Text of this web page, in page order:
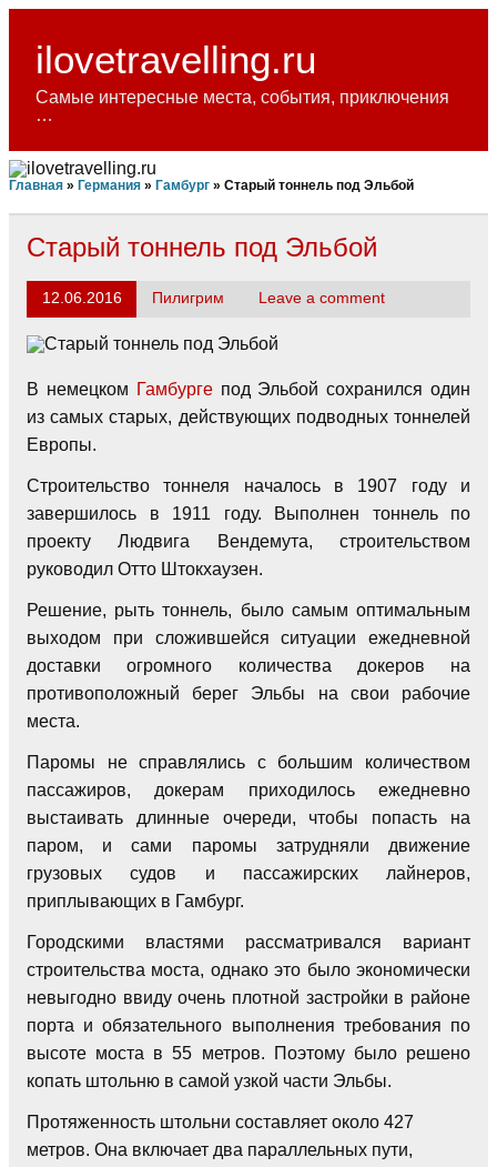
Skip
contentilovetravelling.ru
Самые интересные места, события, приключения
…
Главная » Германия » Гамбург » Старый тоннель под Эльбой
Старый тоннель под Эльбой
12.06.2016 Пилигрим Leave a comment
В немецком Гамбургепод Эльбой сохранился один
из самых старых, действующих подводных тоннелей
Европы.
Строительство тоннеля началось в 1907 году и
завершилось в 1911 году. Выполнен тоннель по
проекту Людвига Вендемута, строительством
руководил Отто Штокхаузен.
Решение, рыть тоннель, было самым оптимальным
выходом при сложившейся ситуации ежедневной
доставки огромного количества докеров на
противоположный берег Эльбы на свои рабочие
места.
Паромы не справлялись с большим количеством
пассажиров, докерам приходилось ежедневно
выстаивать длинные очереди, чтобы попасть на
паром, и сами паромы затрудняли движение
грузовых судов и пассажирских лайнеров,
приплывающих в Гамбург.
Городскими властями рассматривался вариант
строительства моста, однако это было экономически
невыгодно ввиду очень плотной застройки в районе
порта и обязательного выполнения требования по
высоте моста в 55 метров. Поэтому было решено
копать штольню в самой узкой части Эльбы.
Протяженность штольни составляет около 427
метров. Она включает два параллельных пути,